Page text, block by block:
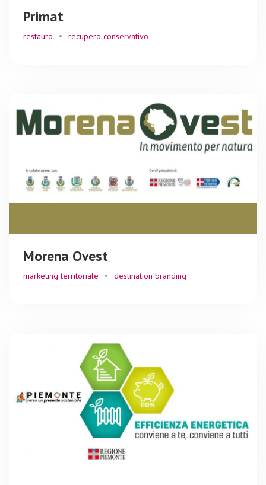
Primat
restauro recupero conservativo
Morena Ovest
marketing territoriale destination branding